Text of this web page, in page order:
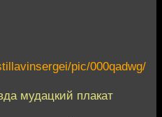
pic/000qadwg/
мудацкий плакат